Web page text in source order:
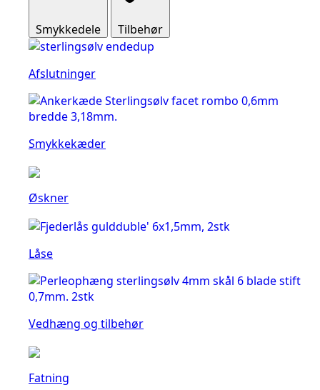
Smykkedele Tilbehør
Afslutninger
Smykkekæder
Øskner
Låse
Vedhæng og tilbehør
Fatning